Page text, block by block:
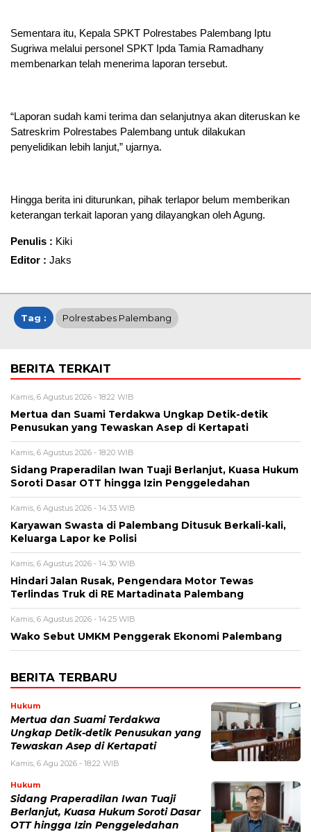
Sementara itu, Kepala SPKT Polrestabes Palembang Iptu
Sugriwa melalui personel SPKT Ipda Tamia Ramadhany
membenarkan telah menerima laporan tersebut.
“Laporan sudah kami terima dan selanjutnya akan diteruskan ke
Satreskrim Polrestabes Palembang untuk dilakukan
penyelidikan lebih lanjut,” ujarnya.
Hingga berita ini diturunkan, pihak terlapor belum memberikan
keterangan terkait laporan yang dilayangkan oleh Agung.
Penulis : Kiki
Editor : Jaks
Tag : Polrestabes Palembang
BERITA TERKAIT
Kamis, 6 Agustus 2026 - 18:22 WIB
Mertua dan Suami Terdakwa Ungkap Detik-detik
Penusukan yang Tewaskan Asep di Kertapati
Kamis, 6 Agustus 2026 - 18:20 WIB
Sidang Praperadilan Iwan Tuaji Berlanjut, Kuasa Hukum
Soroti Dasar OTT hingga Izin Penggeledahan
Kamis, 6 Agustus 2026 - 14:33 WIB
Karyawan Swasta di Palembang Ditusuk Berkali-kali,
Keluarga Lapor ke Polisi
Kamis, 6 Agustus 2026 - 14:30 WIB
Hindari Jalan Rusak, Pengendara Motor Tewas
Terlindas Truk di RE Martadinata Palembang
Kamis, 6 Agustus 2026 - 14:25 WIB
Wako Sebut UMKM Penggerak Ekonomi Palembang
BERITA TERBARU
Hukum
Mertua dan Suami Terdakwa
Ungkap Detik-detik Penusukan yang
Tewaskan Asep di Kertapati
Kamis, 6 Agu 2026 - 18:22 WIB
Hukum
Sidang Praperadilan Iwan Tuaji
Berlanjut, Kuasa Hukum Soroti Dasar
OTT hingga Izin Penggeledahan